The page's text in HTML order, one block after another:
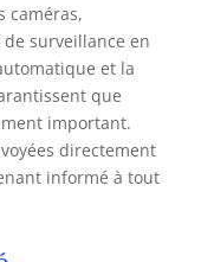
caméras,
surveillance en
et la
que
important.
directement
informé à tout